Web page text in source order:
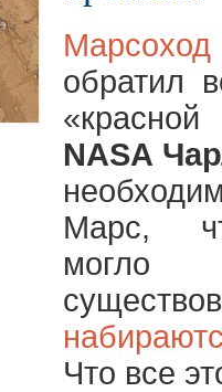
обратил
NASA
Марс,
могло
Что все